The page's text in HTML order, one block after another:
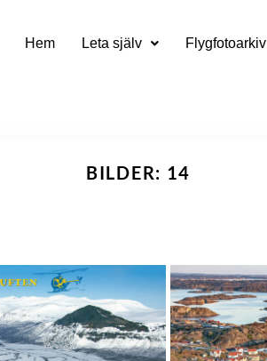
Hem Leta själv Flygfotoarkiv
BILDER: 14